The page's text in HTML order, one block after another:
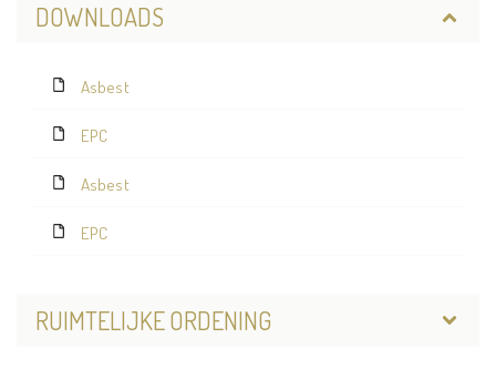
DOWNLOADS
Asbest
EPC
Asbest
EPC
RUIMTELIJKE ORDENING